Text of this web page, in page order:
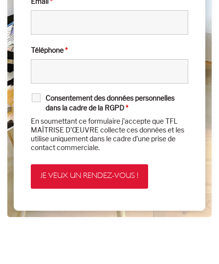
Téléphone*
Consentement des données personnelles
dans la cadre de la RGPD*
En soumettant ce formulaire j’accepte que TFL
MAÎTRISE D’ŒUVRE collecte ces données et les
utilise uniquement dans le cadre d’une prise de
contact commerciale.